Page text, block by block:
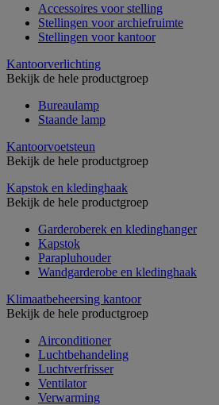
Accessoires voor stelling
Stellingen voor archiefruimte
Stellingen voor kantoor
Kantoorverlichting
Bekijk de hele productgroep
Bureaulamp
Staande lamp
Kantoorvoetsteun
Bekijk de hele productgroep
Kapstok en kledinghaak
Bekijk de hele productgroep
Garderoberek en kledinghanger
Kapstok
Parapluhouder
Wandgarderobe en kledinghaak
Klimaatbeheersing kantoor
Bekijk de hele productgroep
Airconditioner
Luchtbehandeling
Luchtverfrisser
Ventilator
Verwarming